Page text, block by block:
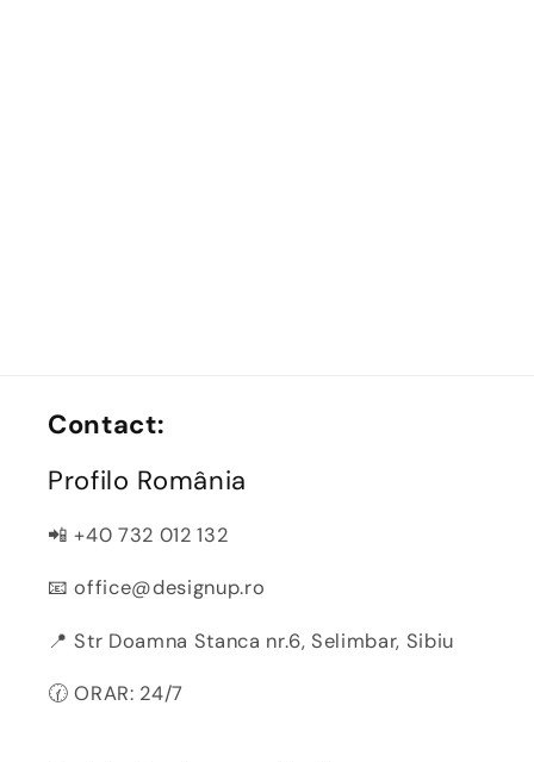
Contact:
Profilo România
📲 +40 732 012 132
📧 office@designup.ro
📍 Str Doamna Stanca nr.6, Selimbar, Sibiu
🕜 ORAR: 24/7